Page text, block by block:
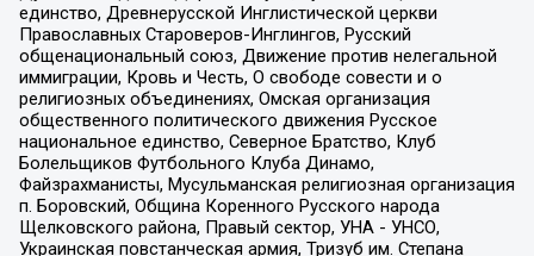
единство, Древнерусской Инглистической церкви
Православных Староверов-Инглингов, Русский
общенациональный союз, Движение против нелегальной
иммиграции, Кровь и Честь, О свободе совести и о
религиозных объединениях, Омская организация
общественного политического движения Русское
национальное единство, Северное Братство, Клуб
Болельщиков Футбольного Клуба Динамо,
Файзрахманисты, Мусульманская религиозная организация
п. Боровский, Община Коренного Русского народа
Щелковского района, Правый сектор, УНА - УНСО,
Украинская повстанческая армия, Тризуб им. Степана